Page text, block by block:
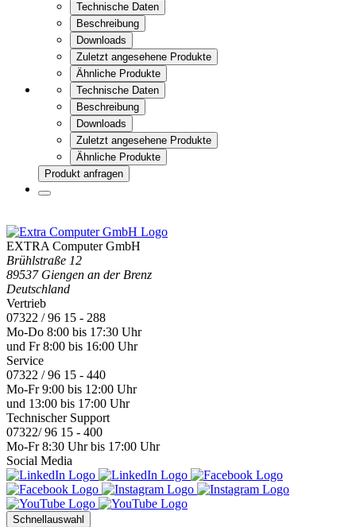
Technische Daten
Beschreibung
Downloads
Zuletzt angesehene Produkte
Ähnliche Produkte
Technische Daten
Beschreibung
Downloads
Zuletzt angesehene Produkte
Ähnliche Produkte
Produkt anfragen
EXTRA Computer GmbH
Brühlstraße 12
89537 Giengen an der Brenz
Deutschland
Vertrieb
07322 / 96 15 - 288
Mo-Do 8:00 bis 17:30 Uhr
und Fr 8:00 bis 16:00 Uhr
Service
07322 / 96 15 - 440
Mo-Fr 9:00 bis 12:00 Uhr
und 13:00 bis 17:00 Uhr
Technischer Support
07322/ 96 15 - 400
Mo-Fr 8:30 Uhr bis 17:00 Uhr
Social Media
Schnellauswahl